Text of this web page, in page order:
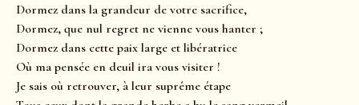
Dormez dans la grandeur de votre sacrifice,
Dormez, que nul regret ne vienne vous hanter ;
Dormez dans cette paix large et libératrice
Où ma pensée en deuil ira vous visiter !
Je sais où retrouver, à leur suprême étape